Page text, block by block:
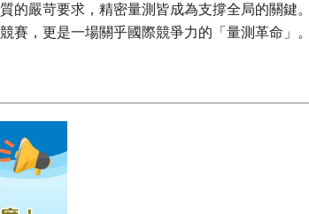
的嚴苛要求，精密量測皆成為支撐全局的關鍵
賽，更是一場關乎國際競爭力的「量測革命」。